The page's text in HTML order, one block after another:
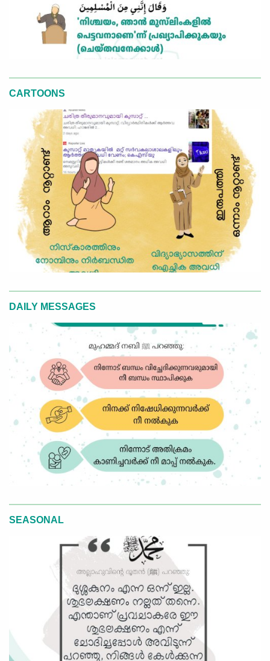
CARTOONS
DAILY MESSAGES
SEASONAL